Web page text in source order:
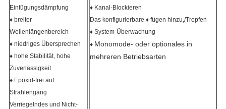
Einfügungsdämpfung
♦ breiter
Wellenlängenbereich
♦ niedriges Übersprechen
♦ hohe Stabilität, hohe
Zuverlässigkeit
♦ Epoxid-frei auf
Strahlengang
Verriegelndes und Nicht-
♦ Kanal-Blockieren
Das konfigurierbare ♦ fügen hinzu,/Tropfen
♦ System-Überwachung
♦ Monomode- oder optionales in
mehreren Betriebsarten